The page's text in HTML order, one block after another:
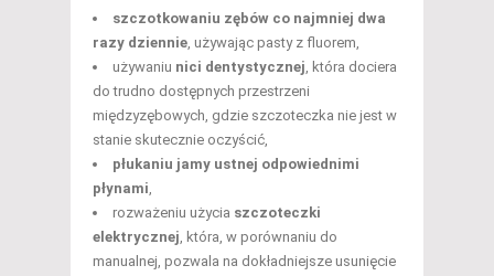
szczotkowaniu zębów co najmniej dwa
razy dziennie, używając pasty z fluorem,
używaniu nici dentystycznej, która dociera
do trudno dostępnych przestrzeni
międzyzębowych, gdzie szczoteczka nie jest w
stanie skutecznie oczyścić,
płukaniu jamy ustnej odpowiednimi
płynami,
rozważeniu użycia szczoteczki
elektrycznej, która, w porównaniu do
manualnej, pozwala na dokładniejsze usunięcie